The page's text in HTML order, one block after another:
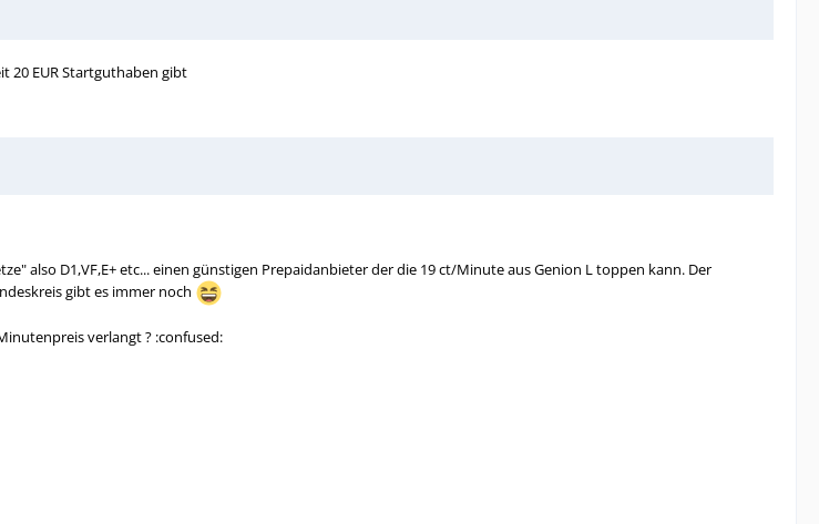
20 EUR Startguthaben gibt
also D1,VF,E+ etc... einen günstigen Prepaidanbieter der die 19 ct/Minute aus Genion L toppen kann. Der
gibt es immer noch
verlangt ? :confused: